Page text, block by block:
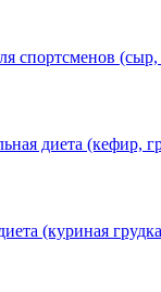
спортсменов
диета (кефир,
(куриная